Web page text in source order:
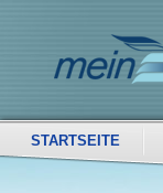
STARTSEITE